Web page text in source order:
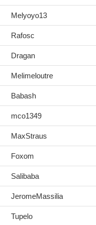
Melyoyo13
Rafosc
Dragan
Melimeloutre
Babash
mco1349
MaxStraus
Foxom
Salibaba
JeromeMassilia
Tupelo